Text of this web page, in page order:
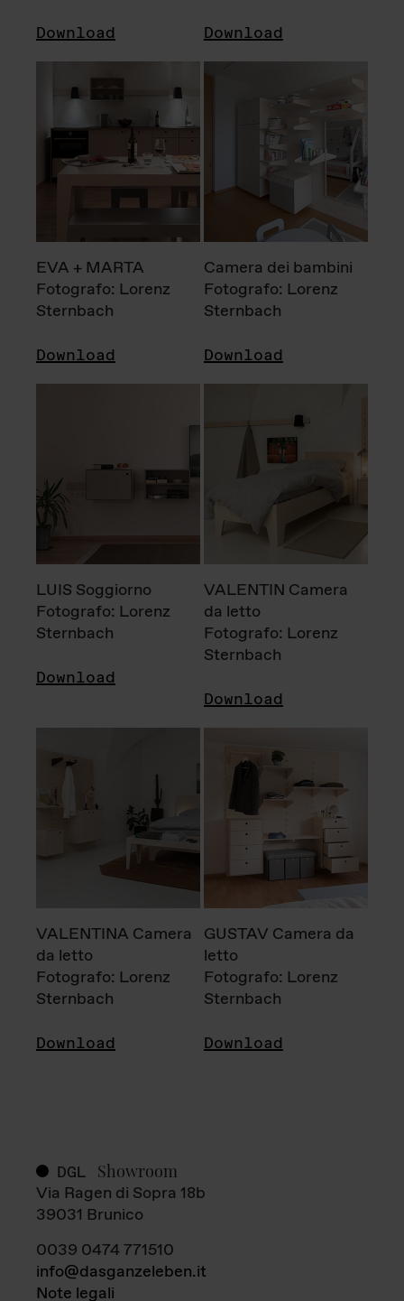
Download Download
EVA + MARTA
Fotografo: Lorenz
Sternbach
Download
Camera dei bambini
Fotografo: Lorenz
Sternbach
Download
LUIS Soggiorno
Fotografo: Lorenz
Sternbach
Download
VALENTIN Camera
da letto
Fotografo: Lorenz
Sternbach
Download
VALENTINA Camera
da letto
Fotografo: Lorenz
Sternbach
Download
GUSTAV Camera da
letto
Fotografo: Lorenz
Sternbach
Download
DGL Showroom
Via Ragen di Sopra 18b
39031 Brunico
0039 0474 771510
info@dasganzeleben.it
Note legali